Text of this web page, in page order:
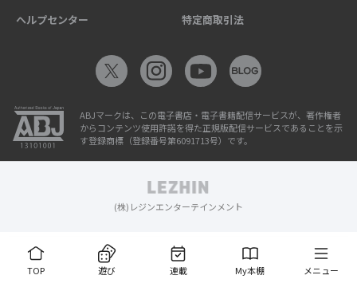
TOP 遊び 連載 My本棚 メニュー
ヘルプセンター 特定商取引法
ABJマークは、この電子書店・電子書籍配信サービスが、著作権者
からコンテンツ使用許諾を得た正規版配信サービスであることを示
す登録商標（登録番号第6091713号）です。
(株)レジンエンターテインメント